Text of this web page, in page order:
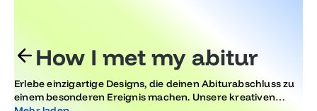
How I met my abitur
Erlebe einzigartige Designs, die deinen Abiturabschluss zu
einem besonderen Ereignis machen. Unsere kreativen